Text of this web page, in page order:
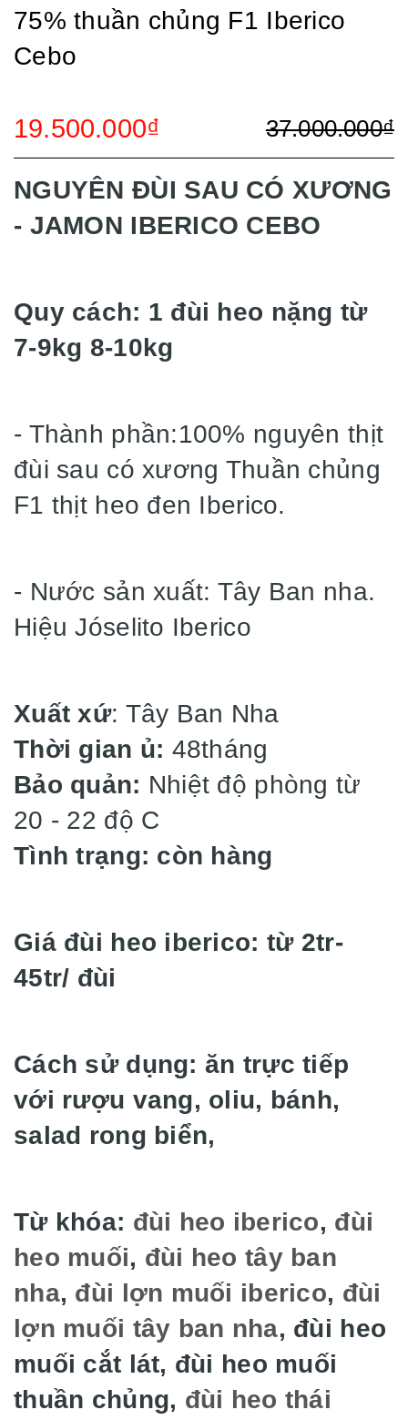
75% thuần chủng F1 Iberico
Cebo
19.500.000₫ 37.000.000₫
NGUYÊN ĐÙI SAU CÓ XƯƠNG
- JAMON IBERICO CEBO
Quy cách: 1 đùi heo nặng từ
7-9kg 8-10kg
- Thành phần:100% nguyên thịt
đùi sau có xương Thuần chủng
F1 thịt heo đen Iberico.
- Nước sản xuất: Tây Ban nha.
Hiệu Jóselito Iberico
Xuất xứ: Tây Ban Nha
Thời gian ủ: 48tháng
Bảo quản: Nhiệt độ phòng từ
20 - 22 độ C
Tình trạng: còn hàng
Giá đùi heo iberico: từ 2tr-
45tr/ đùi
Cách sử dụng: ăn trực tiếp
với rượu vang, oliu, bánh,
salad rong biển,
Từ khóa: đùi heo iberico, đùi
heo muối, đùi heo tây ban
nha, đùi lợn muối iberico, đùi
lợn muối tây ban nha, đùi heo
muối cắt lát, đùi heo muối
thuần chủng, đùi heo thái